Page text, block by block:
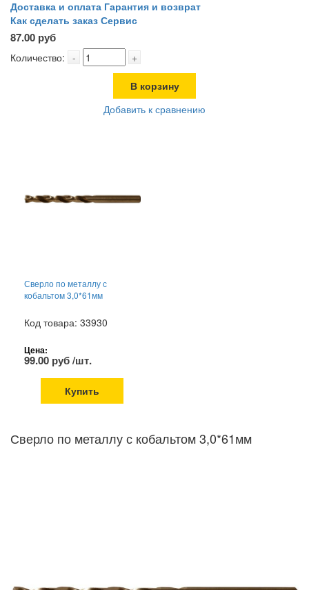
Доставка и оплата Гарантия и возврат
Как сделать заказ Сервис
87.00 руб
Количество: - +
В корзину
Добавить к сравнению
Сверло по металлу с
кобальтом 3,0*61мм
Код товара: 33930
Цена:
99.00 руб /шт.
Купить
Сверло по металлу с кобальтом 3,0*61мм